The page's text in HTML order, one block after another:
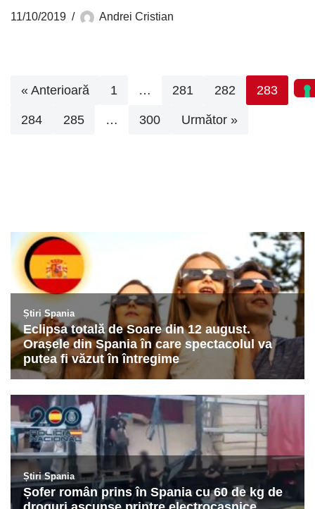
11/10/2019 Andrei Cristian
« Anterioară 1 … 281 282 283
284 285 … 300 Următor »